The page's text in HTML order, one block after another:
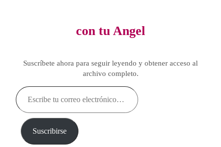
con tu Angel
Suscríbete ahora para seguir leyendo y obtener acceso al
archivo completo.
Escribe
tu
correo
electrónico…
Suscribirse